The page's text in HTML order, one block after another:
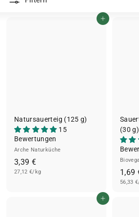
In den Einkaufswagen legen
Natursauerteig (125 g)
15
Bewertungen
Arche Naturküche
3,39 €3
,
27,12 €/kg
(30 g)
1,69
56,33
In den Einkaufswagen legen